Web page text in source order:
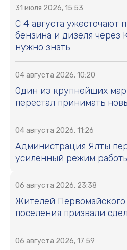
31 июля 2026, 15:53
С 4 августа ужесточают
бензина и дизеля через
нужно знать
04 августа 2026, 10:20
Один из крупнейших
перестал принимать
04 августа 2026, 11:26
Администрация Ялты
усиленный режим
06 августа 2026, 23:38
Жителей Первомайского
поселения призвали
06 августа 2026, 17:59